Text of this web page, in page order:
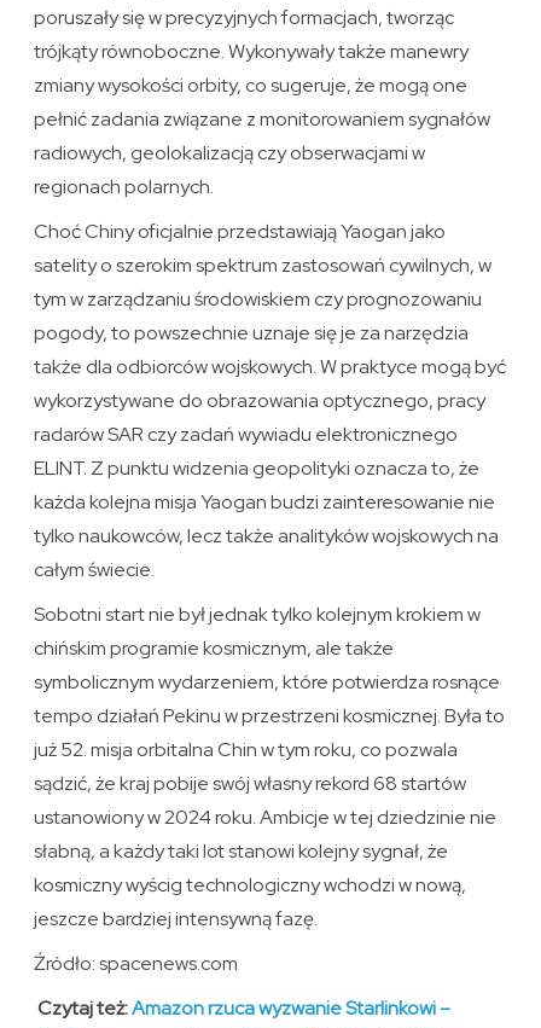
poruszały się w precyzyjnych formacjach, tworząc
trójkąty równoboczne. Wykonywały także manewry
zmiany wysokości orbity, co sugeruje, że mogą one
pełnić zadania związane z monitorowaniem sygnałów
radiowych, geolokalizacją czy obserwacjami w
regionach polarnych.
Choć Chiny oficjalnie przedstawiają Yaogan jako
satelity o szerokim spektrum zastosowań cywilnych, w
tym w zarządzaniu środowiskiem czy prognozowaniu
pogody, to powszechnie uznaje się je za narzędzia
także dla odbiorców wojskowych. W praktyce mogą być
wykorzystywane do obrazowania optycznego, pracy
radarów SAR czy zadań wywiadu elektronicznego
ELINT. Z punktu widzenia geopolityki oznacza to, że
każda kolejna misja Yaogan budzi zainteresowanie nie
tylko naukowców, lecz także analityków wojskowych na
całym świecie.
Sobotni start nie był jednak tylko kolejnym krokiem w
chińskim programie kosmicznym, ale także
symbolicznym wydarzeniem, które potwierdza rosnące
tempo działań Pekinu w przestrzeni kosmicznej. Była to
już 52. misja orbitalna Chin w tym roku, co pozwala
sądzić, że kraj pobije swój własny rekord 68 startów
ustanowiony w 2024 roku. Ambicje w tej dziedzinie nie
słabną, a każdy taki lot stanowi kolejny sygnał, że
kosmiczny wyścig technologiczny wchodzi w nową,
jeszcze bardziej intensywną fazę.
Źródło: spacenews.com
Czytaj też:Amazon rzuca wyzwanie Starlinkowi –